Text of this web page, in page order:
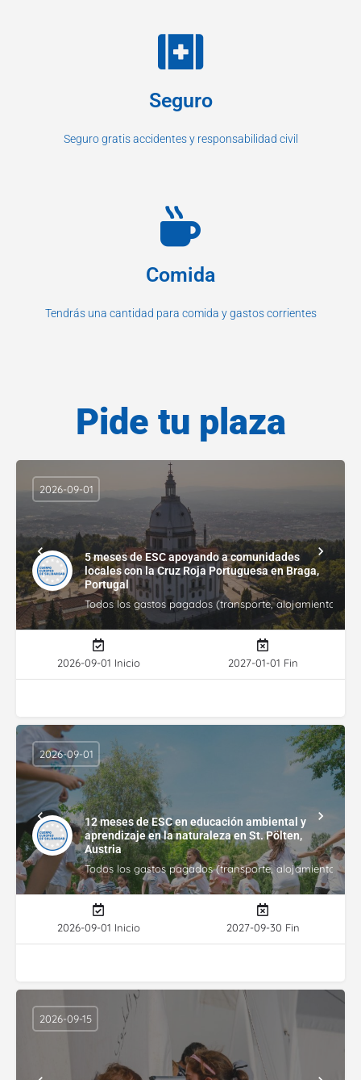
Seguro
Seguro gratis accidentes y responsabilidad civil
Comida
Tendrás una cantidad para comida y gastos corrientes
Pide tu plaza
5 meses de ESC apoyando a comunidades
locales con la Cruz Roja Portuguesa en Braga,
Portugal
Todos los gastos pagados (transporte, alojamiento,
2026-09-01
2026-09-01 Inicio 2027-01-01 Fin
12 meses de ESC en educación ambiental y
aprendizaje en la naturaleza en St. Pölten,
Austria
Todos los gastos pagados (transporte, alojamiento,
2026-09-01
2026-09-01 Inicio 2027-09-30 Fin
2026-09-15